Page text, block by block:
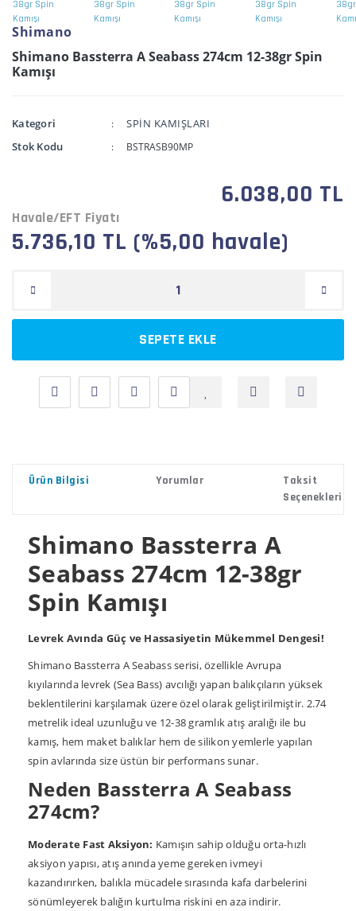
Shimano
Shimano Bassterra A Seabass 274cm 12-38gr Spin
Kamışı
Kategori
SPİN KAMIŞLARI
Stok Kodu
BSTRASB90MP
6.038,00 TL
Havale/EFT Fiyatı
5.736,10 TL (%5,00 havale)
SEPETE EKLE
Ürün Bilgisi Yorumlar
Taksit
Seçenekleri
Shimano Bassterra A
Seabass 274cm 12-38gr
Spin Kamışı
Levrek Avında Güç ve Hassasiyetin Mükemmel Dengesi!
Shimano Bassterra A Seabass serisi, özellikle Avrupa
kıyılarında levrek (Sea Bass) avcılığı yapan balıkçıların yüksek
beklentilerini karşılamak üzere özel olarak geliştirilmiştir. 2.74
metrelik ideal uzunluğu ve 12-38 gramlık atış aralığı ile bu
kamış, hem maket balıklar hem de silikon yemlerle yapılan
spin avlarında size üstün bir performans sunar.
Neden Bassterra A Seabass
274cm?
Moderate Fast Aksiyon: Kamışın sahip olduğu orta-hızlı
aksiyon yapısı, atış anında yeme gereken ivmeyi
kazandırırken, balıkla mücadele sırasında kafa darbelerini
sönümleyerek balığın kurtulma riskini en aza indirir.